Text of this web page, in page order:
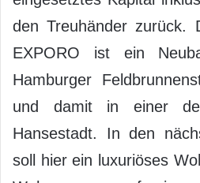
den Treuhänder zurück.
EXPORO ist ein
Hamburger
und damit in einer
Hansestadt. In den
soll hier ein luxuriöses